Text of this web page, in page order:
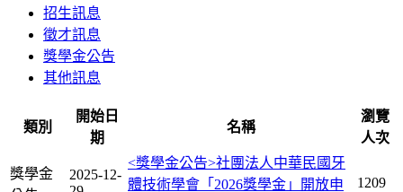
招生訊息
徵才訊息
獎學金公告
其他訊息
類別
開始日
期
名稱
瀏覽
人次
獎學金
2025-12-
<獎學金公告>社團法人中華民國牙
體技術學會「2026獎學金」開放申
1209